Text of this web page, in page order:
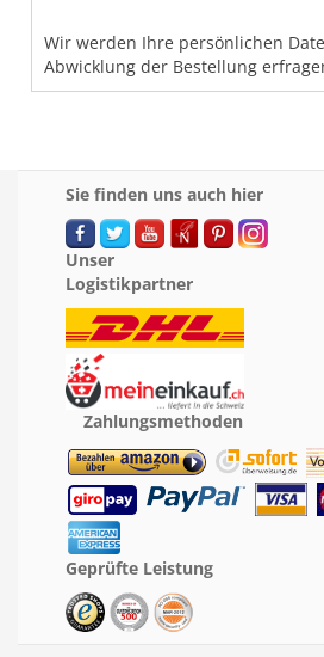
Wir werden Ihre persönlichen
Abwicklung der Bestellung
Sie finden uns auch hier
Unser
Logistikpartner
Zahlungsmethoden
Geprüfte Leistung